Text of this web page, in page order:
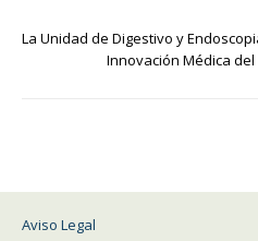
La Unidad de Digestivo y
Innovación Médica
Aviso Legal